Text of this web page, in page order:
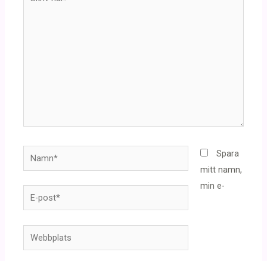
Namn*
E-
post*
Webbplats
Spara
mitt namn,
min e-